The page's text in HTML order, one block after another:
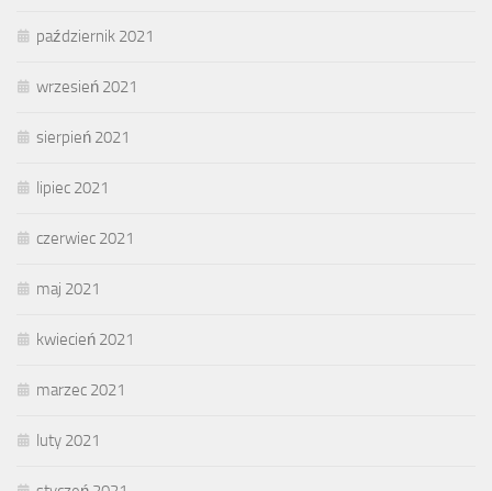
październik 2021
wrzesień 2021
sierpień 2021
lipiec 2021
czerwiec 2021
maj 2021
kwiecień 2021
marzec 2021
luty 2021